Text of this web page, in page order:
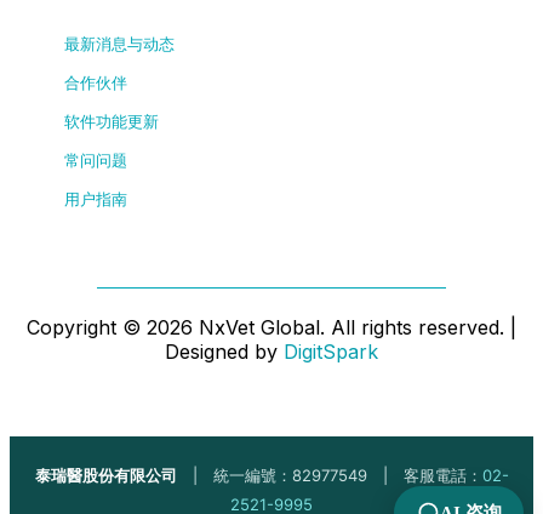
最新消息与动态
合作伙伴
软件功能更新
常问问题
用户指南
Copyright © 2026 NxVet Global. All rights reserved. |
Designed by DigitSpark
泰瑞醫股份有限公司 | 統一編號：82977549 | 客服電話： 02-
2521-9995